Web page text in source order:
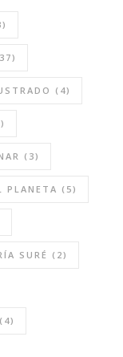
(4)
(3)
PLANETA (5)
SURÉ (2)
(4)